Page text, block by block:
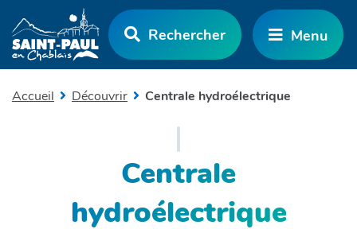
Aller au menu
Aller au contenu
Aller à la recherche
Menu
Rechercher
Accueil Découvrir Centrale hydroélectrique
Centrale
hydroélectrique